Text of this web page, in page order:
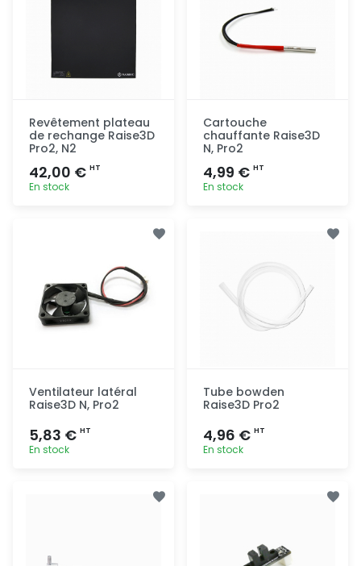
Revêtement plateau
de rechange Raise3D
Pro2, N2
42,00 € HT
En stock
Cartouche
chauffante Raise3D
N, Pro2
4,99 € HT
En stock
Ventilateur latéral
Raise3D N, Pro2
5,83 € HT
En stock
Tube bowden
Raise3D Pro2
4,96 € HT
En stock